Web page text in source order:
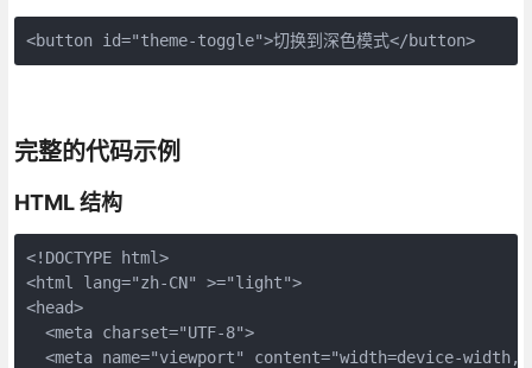
<button id="theme-toggle">切换到深色模式</button>
完整的代码示例
HTML 结构
<!DOCTYPE html>
<html lang="zh-CN" >="light">
<head>
  <meta charset="UTF-8">
<meta name="viewport" content="width=device-width,